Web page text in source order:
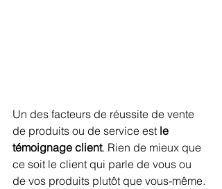
Un des facteurs de réussite de vente
de produits ou de service est le
témoignage client. Rien de mieux que
ce soit le client qui parle de vous ou
de vos produits plutôt que vous-même.